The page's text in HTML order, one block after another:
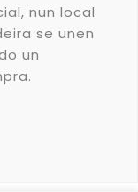
nun local
se unen
un